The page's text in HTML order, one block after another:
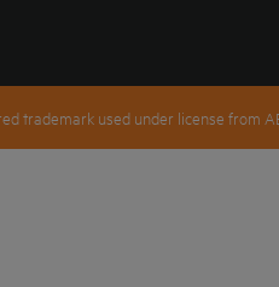
trademark used under license from